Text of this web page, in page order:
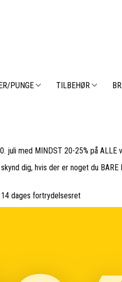
PUNGE TILBEHØR
juli med MINDST 20-25% på ALLE
dig, hvis der er noget du BARE
14 dages fortrydelsesret